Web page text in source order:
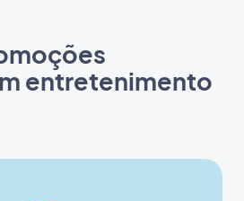
entretenimento